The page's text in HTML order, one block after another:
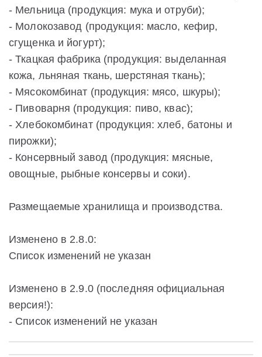
- Мельница (продукция: мука и отруби);
- Молокозавод (продукция: масло, кефир,
сгущенка и йогурт);
- Ткацкая фабрика (продукция: выделанная
кожа, льняная ткань, шерстяная ткань);
- Мясокомбинат (продукция: мясо, шкуры);
- Пивоварня (продукция: пиво, квас);
- Хлебокомбинат (продукция: хлеб, батоны и
пирожки);
- Консервный завод (продукция: мясные,
овощные, рыбные консервы и соки).
Размещаемые хранилища и производства.
Изменено в 2.8.0:
Список изменений не указан
Изменено в 2.9.0 (последняя официальная
версия!):
- Список изменений не указан